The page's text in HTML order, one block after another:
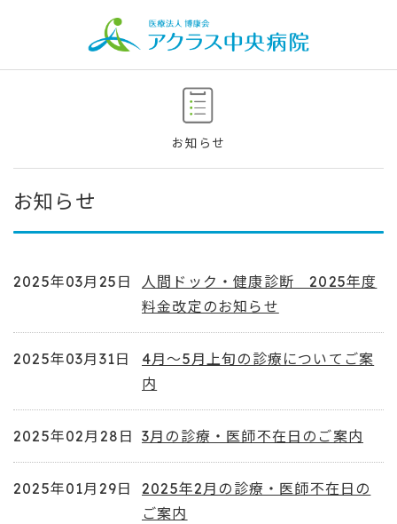
お知らせ
お知らせ
人間ドック・健康診断 2025年度
料金改定のお知らせ
2025年03月25日
4月～5月上旬の診療についてご案
内
2025年03月31日
3月の診療・医師不在日のご案内
2025年02月28日
2025年2月の診療・医師不在日の
ご案内
2025年01月29日